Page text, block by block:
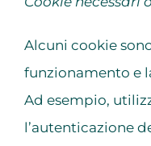
Alcuni cookie
funzionamento e
Ad esempio,
l’autenticazione